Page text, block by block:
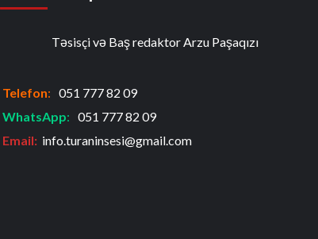
Təsisçi və Baş redaktor Arzu Paşaqızı
Telefon: 051 777 82 09
WhatsApp: 051 777 82 09
Email: info.turaninsesi@gmail.com